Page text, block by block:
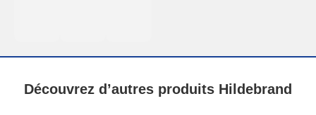
Découvrez d’autres produits Hildebrand